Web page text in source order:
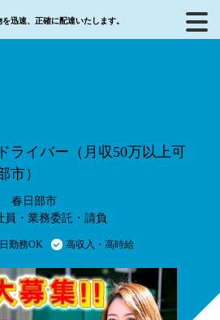
迅速、正確に配達いたします。
ライバー（月収50万以上可
）
春日部市
員・業務委託・請負
勤務OK 高収入・高時給